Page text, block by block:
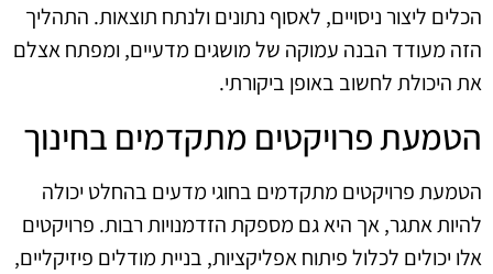
הכלים ליצור ניסויים, לאסוף נתונים ולנתח תוצאות. התהליך
הזה מעודד הבנה עמוקה של מושגים מדעיים, ומפתח אצלם
את היכולת לחשוב באופן ביקורתי.
הטמעת פרויקטים מתקדמים בחינוך
הטמעת פרויקטים מתקדמים בחוגי מדעים בהחלט יכולה
להיות אתגר, אך היא גם מספקת הזדמנויות רבות. פרויקטים
אלו יכולים לכלול פיתוח אפליקציות, בניית מודלים פיזיקליים,